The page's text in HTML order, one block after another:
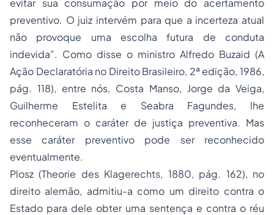
evitar sua consumação por meio do acertamento
preventivo. O juiz intervém para que a incerteza atual
não provoque uma escolha futura de conduta
indevida”. Como disse o ministro Alfredo Buzaid (A
Ação Declaratória no Direito Brasileiro, 2ª edição, 1986,
pág. 118), entre nós, Costa Manso, Jorge da Veiga,
Guilherme Estelita e Seabra Fagundes, lhe
reconheceram o caráter de justiça preventiva. Mas
esse caráter preventivo pode ser reconhecido
eventualmente.
Plosz (Theorie des Klagerechts, 1880, pág. 162), no
direito alemão, admitiu-a como um direito contra o
Estado para dele obter uma sentença e contra o réu